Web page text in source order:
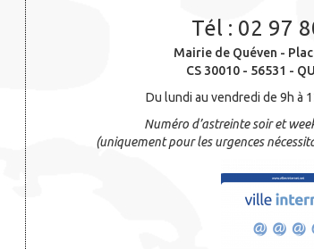
Tél : 02 97
Mairie de Quéven -
CS 30010 - 56531 -
Du lundi au vendredi de 9h à
Numéro d’astreinte soir et
(uniquement pour les urgences